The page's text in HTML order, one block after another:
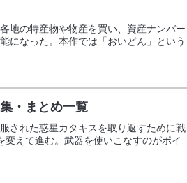
地の特産物や物産を買い、資産ナンバー
になった。本作では「おいどん」という
・まとめ一覧
された惑星カタキスを取り返すために戦
えて進む。武器を使いこなすのがポイ